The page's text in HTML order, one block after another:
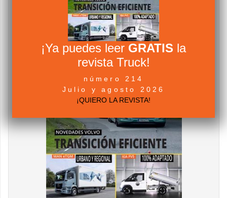
¡Ya puedes leer GRATIS la
revista Truck!
número 214
Julio y agosto 2026
¡QUIERO LA REVISTA!